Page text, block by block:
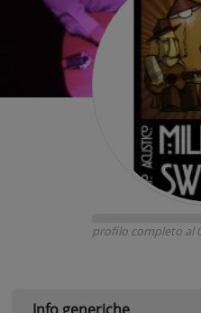
profilo completo al